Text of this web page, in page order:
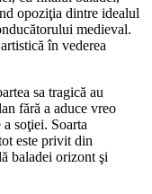
opoziţia dintre idealul
medieval.
în vederea
sa tragică au
fără a aduce vreo
soţiei. Soarta
este privit din
baladei orizont şi